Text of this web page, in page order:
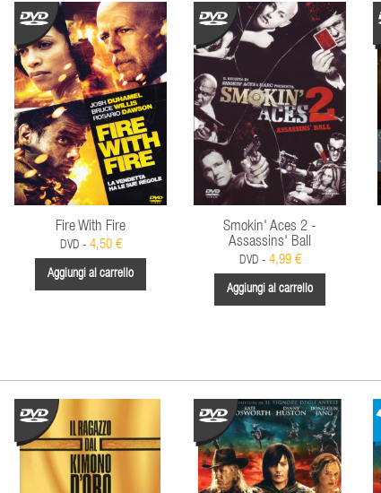
Fire With Fire
DVD - 4,50 €
Aggiungi al carrello
Smokin' Aces 2 -
Assassins' Ball
DVD - 4,99 €
Aggiungi al carrello